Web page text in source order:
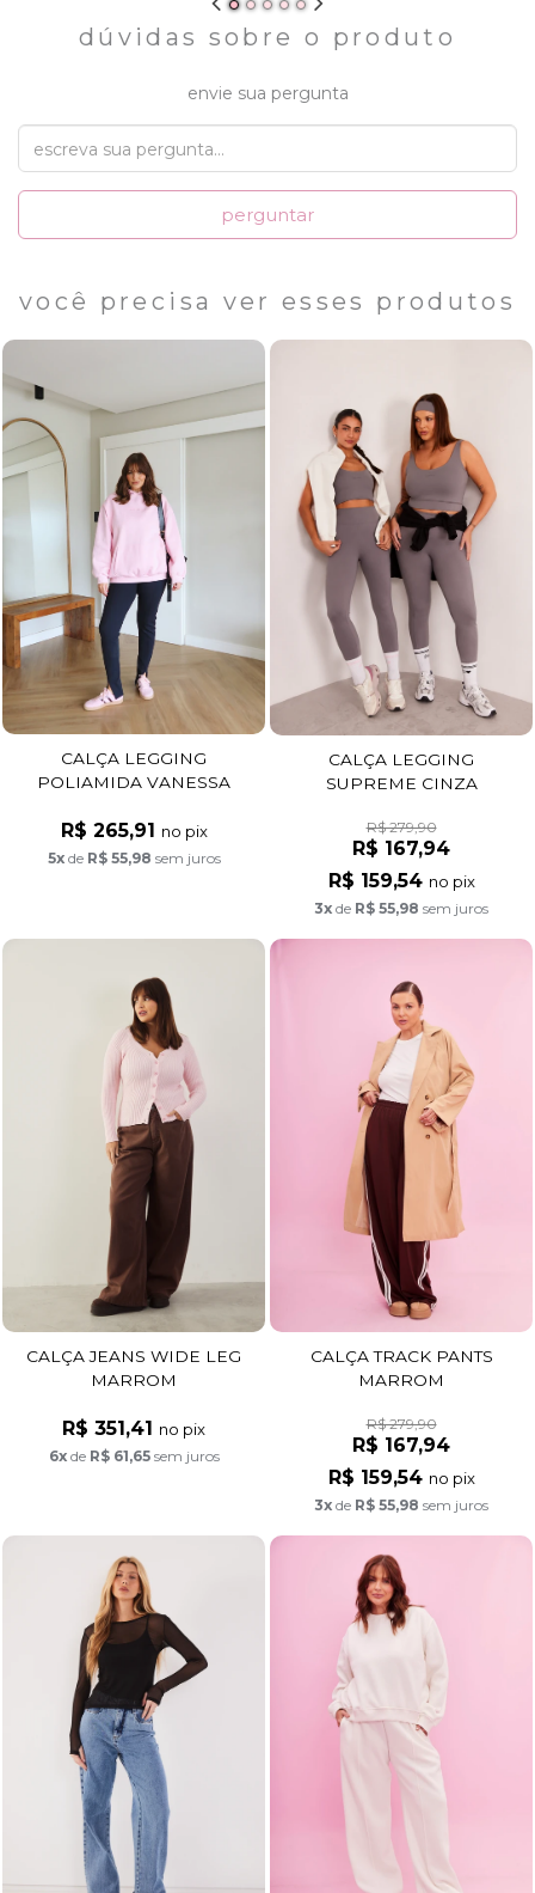
dúvidas sobre o produto
envie sua pergunta
perguntar
você precisa ver esses produtos
CALÇA LEGGING
POLIAMIDA VANESSA
R$ 265,91 no pix
5xde R$ 55,98 sem juros
CALÇA LEGGING
SUPREME CINZA
R$ 279,90
R$ 167,94
R$ 159,54 no pix
3x de R$ 55,98 sem juros
CALÇA JEANS WIDE LEG
MARROM
R$ 351,41 no pix
6xde R$ 61,65sem juros
CALÇA TRACK PANTS
MARROM
R$ 279,90
R$ 167,94
R$ 159,54 no pix
3x de R$ 55,98 sem juros